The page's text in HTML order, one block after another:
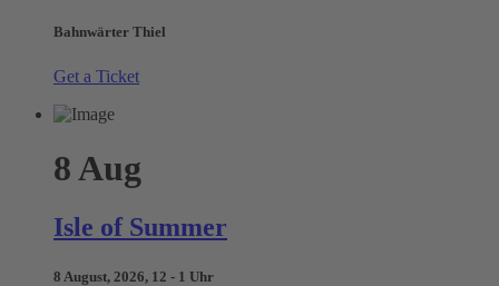
Bahnwärter Thiel
Get a Ticket
8 Aug
Isle of Summer
8 August, 2026, 12 - 1 Uhr